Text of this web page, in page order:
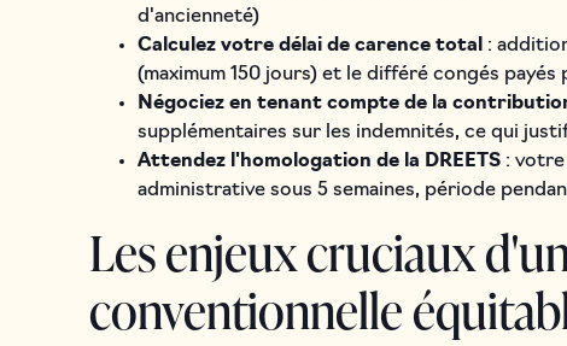
d'ancienneté)
Calculez votre délai de carence total
:
(maximum 150 jours) et le différé congés
Négociez en tenant compte de la
supplémentaires sur les indemnités, ce qui
Attendez l'homologation de la DREETS :
administrative sous 5 semaines, période
Les enjeux cruciaux
conventionnelle